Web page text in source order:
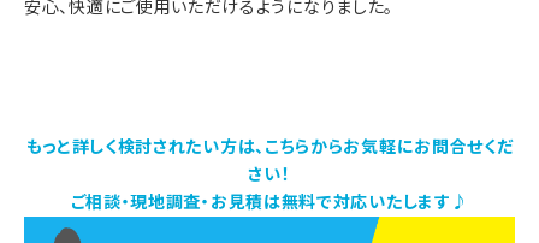
安心、快適にご使用いただけるようになりました。
もっと詳しく検討されたい方は、こちらからお気軽にお問合せくだ
さい！
ご相談・現地調査・お見積は無料で対応いたします♪